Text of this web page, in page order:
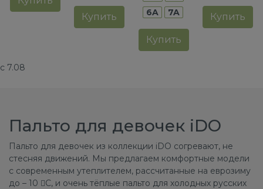
Купить
6A
7A
Купить
Купить
с 7.08
Пальто для девочек iDO
Пальто для девочек из коллекции iDO согревают, не
стесняя движений. Мы предлагаем комфортные модели
с современным утеплителем, рассчитанные на еврозиму
до – 10 C, и очень тёплые пальто для холодных русских